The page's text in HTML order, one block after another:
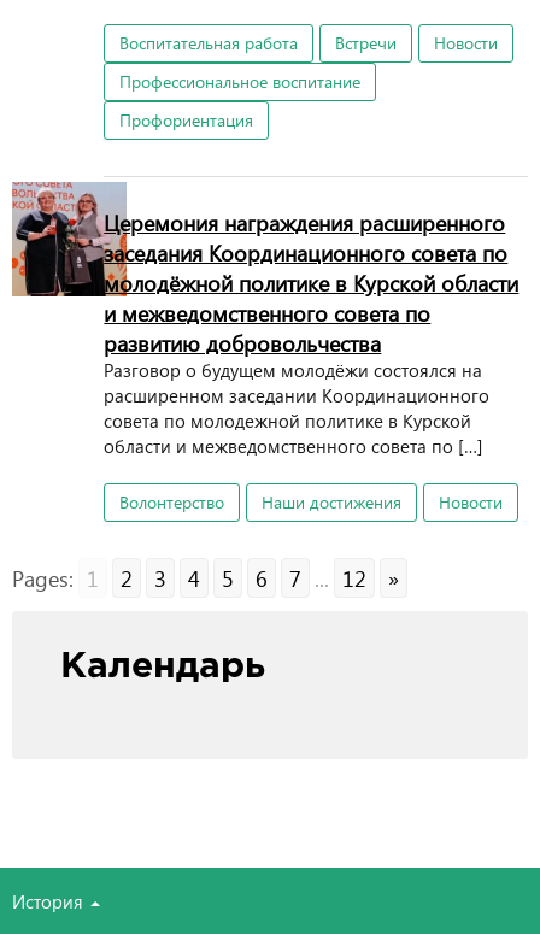
Воспитательная работа Встречи
Новости
Профессиональное воспитание
Профориентация
Церемония награждения расширенного
заседания Координационного совета по
молодёжной политике в Курской области
и межведомственного совета по
развитию добровольчества
Разговор о будущем молодёжи состоялся на
расширенном заседании Координационного
совета по молодежной политике в Курской
области и межведомственного совета по […]
Волонтерство Наши достижения Новости
Pages: 1 2 3 4 5 6 7 ... 12 »
Календарь
История